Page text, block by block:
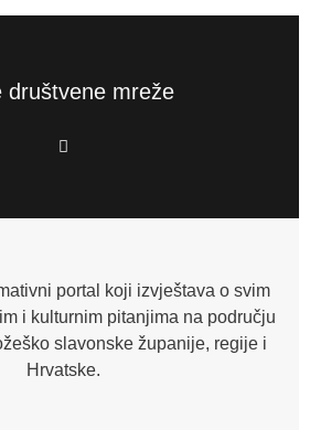
društvene mreže
F
a
o
f
portal koji izvještava o svim
i kulturnim pitanjima na području
slavonske županije, regije i
Hrvatske.